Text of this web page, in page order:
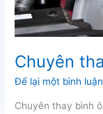
Chuyên
Để lại một bình luận
Chuyên thay bình